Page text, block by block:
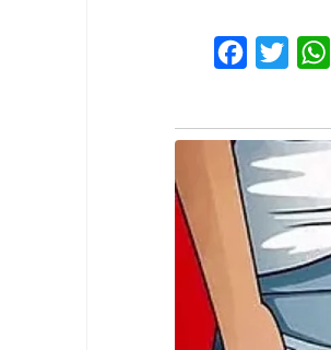
Facebook
Twitter